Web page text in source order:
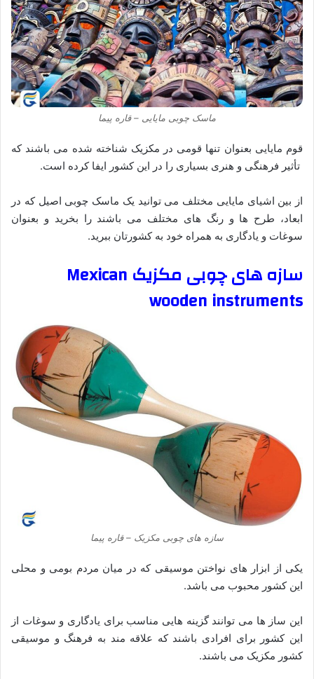
ماسک چوبی مایایی – قاره پیما
قوم مایایی بعنوان تنها قومی در مکزیک شناخته شده می باشند که
تأثیر فرهنگی و هنری بسیاری را در این کشور ایفا کرده است.
از بین اشیای مایایی مختلف می‌ توانید یک ماسک چوبی اصیل که در
ابعاد، طرح ها و رنگ های مختلف می باشند را بخرید و بعنوان
سوغات و یادگاری به همراه خود به کشورتان ببرید.
سازه های چوبی مکزیک Mexican
wooden instruments
سازه های چوبی مکزیک – قاره پیما
یکی از ابزار های نواختن موسیقی که در میان مردم بومی و محلی
این کشور محبوب می باشد.
این ساز ها می توانند گزینه هایی مناسب برای یادگاری و سوغات از
این کشور برای افرادی باشند که علاقه مند به فرهنگ و موسیقی
کشور مکزیک می باشند.